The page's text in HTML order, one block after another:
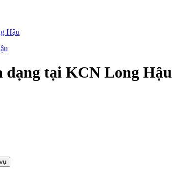
Hậu
dạng tại KCN Long Hậu